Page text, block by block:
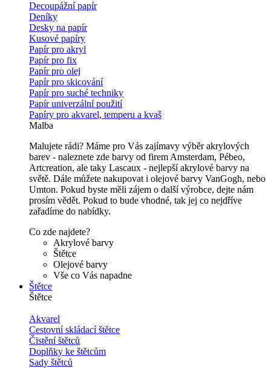
Decoupážní papír
Deníky
Desky na papír
Kusové papíry
Papír pro akryl
Papír pro fix
Papír pro olej
Papír pro skicování
Papír pro suché techniky
Papír univerzální použití
Papíry pro akvarel, temperu a kvaš
Malba
Malujete rádi? Máme pro Vás zajímavy výběr akrylových
barev - naleznete zde barvy od firem Amsterdam, Pébeo,
Artcreation, ale taky Lascaux - nejlepší akrylové barvy na
světě. Dále můžete nakupovat i olejové barvy VanGogh, nebo
Umton. Pokud byste měli zájem o další výrobce, dejte nám
prosím vědět. Pokud to bude vhodné, tak jej co nejdříve
zařadíme do nabídky.
Co zde najdete?
Akrylové barvy
Štětce
Olejové barvy
Vše co Vás napadne
Štětce
Štětce
Akvarel
Cestovní skládací štětce
Čistění štětců
Doplňky ke štětcům
Sady štětců